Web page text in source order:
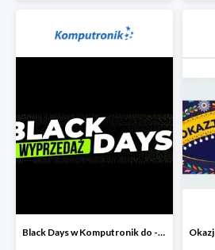
Black Days w Komputronik do -80%